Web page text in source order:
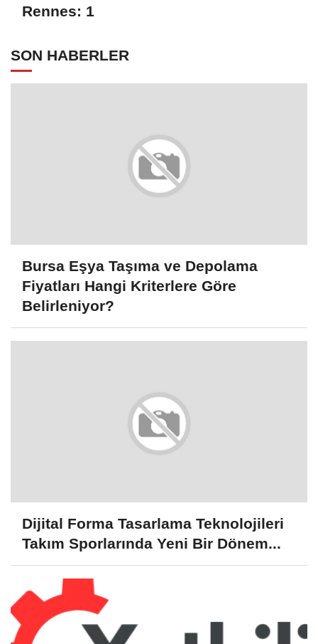
Rennes: 1
SON HABERLER
Bursa Eşya Taşıma ve Depolama
Fiyatları Hangi Kriterlere Göre
Belirleniyor?
Dijital Forma Tasarlama Teknolojileri
Takım Sporlarında Yeni Bir Dönem...